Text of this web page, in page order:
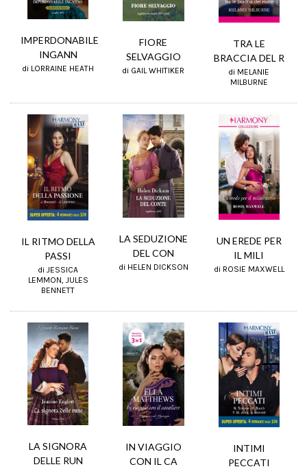
IMPERDONABILE
INGANN
di LORRAINE HEATH
FIORE
SELVAGGIO
di GAIL WHITIKER
TRA LE
BRACCIA DEL R
di MELANIE
MILBURNE
IL RITMO DELLA
PASSI
di JESSICA
LEMMON, JULES
BENNETT
LA SEDUZIONE
DEL CON
di HELEN DICKSON
UN EREDE PER
IL MILI
di ROSIE MAXWELL
LA SIGNORA
DELLE RUN
IN VIAGGIO
CON IL CA
INTIMI
PECCATI